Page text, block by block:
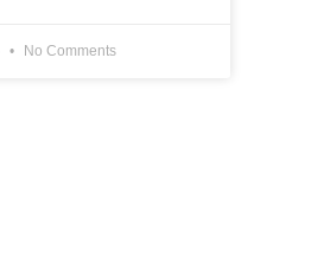
No Comments